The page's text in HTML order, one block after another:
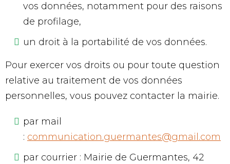
vos données, notamment pour des raisons
de profilage,
un droit à la portabilité de vos données.
Pour exercer vos droits ou pour toute question
relative au traitement de vos données
personnelles, vous pouvez contacter la mairie.
par mail
: communication.guermantes@gmail.com
par courrier : Mairie de Guermantes, 42